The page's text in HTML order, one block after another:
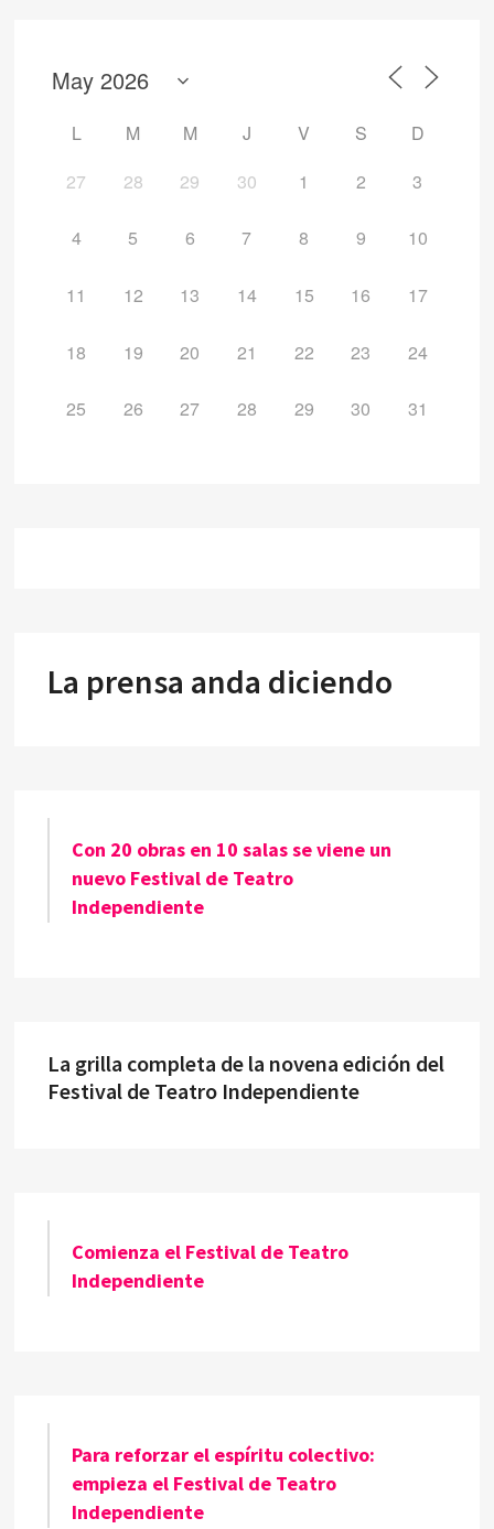
L M M J V S
D
27
28 29 30 1 2 3
4 5 6 7 8 9 10
11 12 13 14 15 16 17
18 19 20 21 22 23 24
25 26 27 28 29 30 31
La prensa anda diciendo
Con 20 obras en 10 salas se viene un
nuevo Festival de Teatro
Independiente
La grilla completa de la novena edición del
Festival de Teatro Independiente
Comienza el Festival de Teatro
Independiente
Para reforzar el espíritu colectivo:
empieza el Festival de Teatro
Independiente